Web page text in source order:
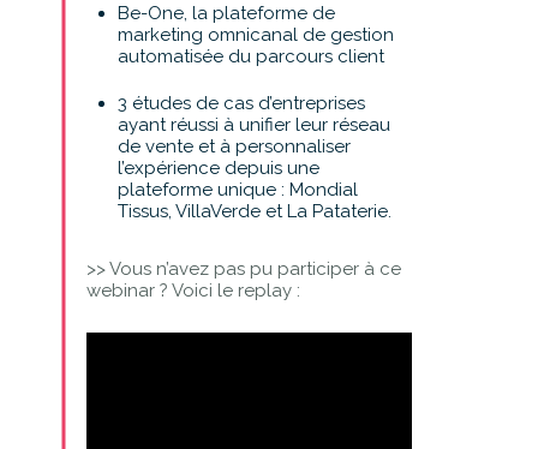
Be-One, la plateforme de
marketing omnicanal de gestion
automatisée du parcours client
3 études de cas d’entreprises
ayant réussi à unifier leur réseau
de vente et à personnaliser
l’expérience depuis une
plateforme unique : Mondial
Tissus, VillaVerde et La Pataterie.
>> Vous n’avez pas pu participer à ce
webinar ? Voici le replay :